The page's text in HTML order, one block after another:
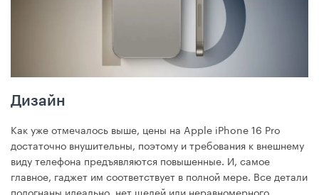
Дизайн
Как уже отмечалось выше, цены на Apple iPhone 16 Pro
достаточно внушительны, поэтому и требования к внешнему
виду телефона предъявляются повышенные. И, самое
главное, гаджет им соответствует в полной мере. Все детали
подогнаны идеально, нет щелей или неравномерного